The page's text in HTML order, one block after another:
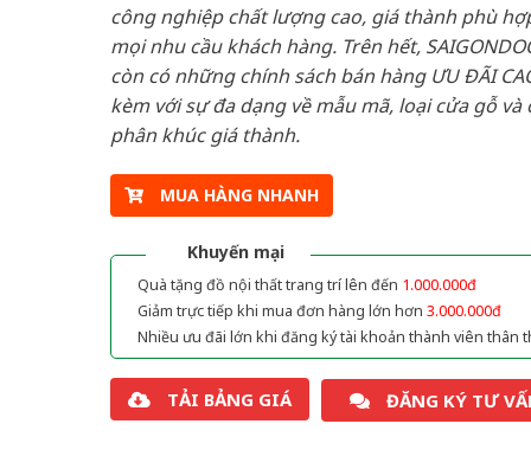
công nghiệp chất lượng cao, giá thành phù
mọi nhu cầu khách hàng. Trên hết,
còn có những chính sách bán hàng ƯU ĐÃI
kèm với sự đa dạng về mẫu mã, loại cửa gỗ và
phân khúc giá thành.
MUA HÀNG NHANH
Khuyến mại
Quà tặng đồ nội thất trang trí lên đến 1.000.000đ
Giảm trực tiếp khi mua đơn hàng lớn hơn 3.000.000đ
Nhiều ưu đãi lớn khi đăng ký tài khoản thành viên thân
TẢI BẢNG GIÁ ĐĂNG KÝ TƯ